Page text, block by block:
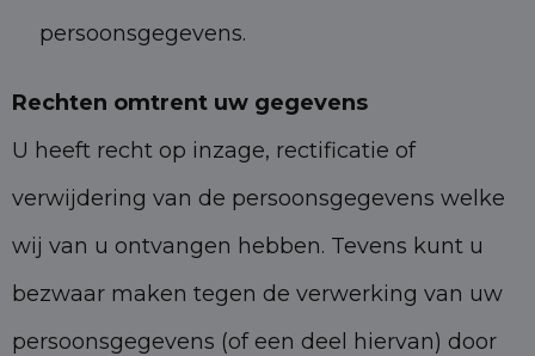
persoonsgegevens.
Rechten omtrent uw gegevens
U heeft recht op inzage, rectificatie of
verwijdering van de persoonsgegevens welke
wij van u ontvangen hebben. Tevens kunt u
bezwaar maken tegen de verwerking van uw
persoonsgegevens (of een deel hiervan) door